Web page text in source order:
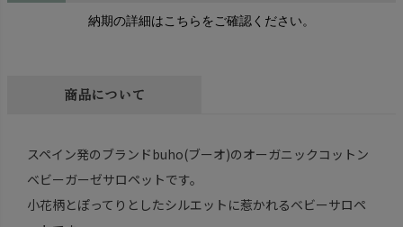
納期の詳細はこちらをご確認ください。
商品について
スペイン発のブランドbuho(ブーオ)のオーガニックコットン
ベビーガーゼサロペットです。
小花柄とぽってりとしたシルエットに惹かれるベビーサロペ